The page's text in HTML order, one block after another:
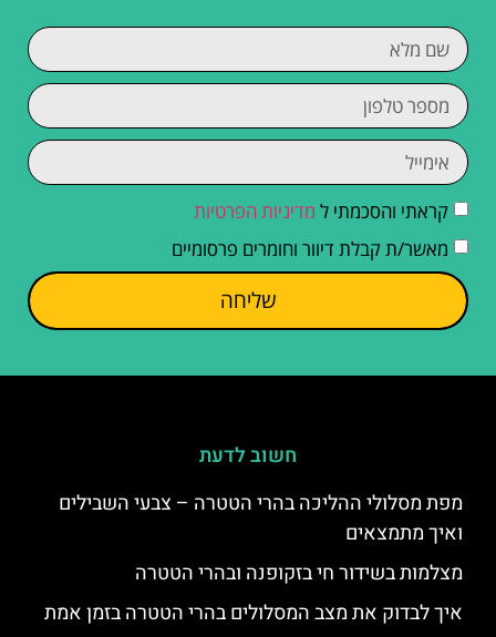
קראתי והסכמתי ל מדיניות הפרטיות
מאשר/ת קבלת דיוור וחומרים פרסומיים
שליחה
חשוב לדעת
מפת מסלולי ההליכה בהרי הטטרה – צבעי השבילים
ואיך מתמצאים
מצלמות בשידור חי בזקופנה ובהרי הטטרה
איך לבדוק את מצב המסלולים בהרי הטטרה בזמן אמת